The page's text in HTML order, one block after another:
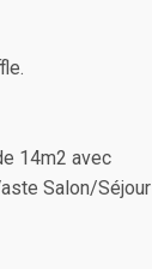
14m2 avec
Salon/Séjour